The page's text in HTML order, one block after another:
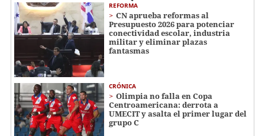
REFORMA
CN aprueba reformas al
Presupuesto 2026 para potenciar
conectividad escolar, industria
militar y eliminar plazas
fantasmas
CRÓNICA
Olimpia no falla en Copa
Centroamericana: derrota a
UMECIT y asalta el primer lugar del
grupo C